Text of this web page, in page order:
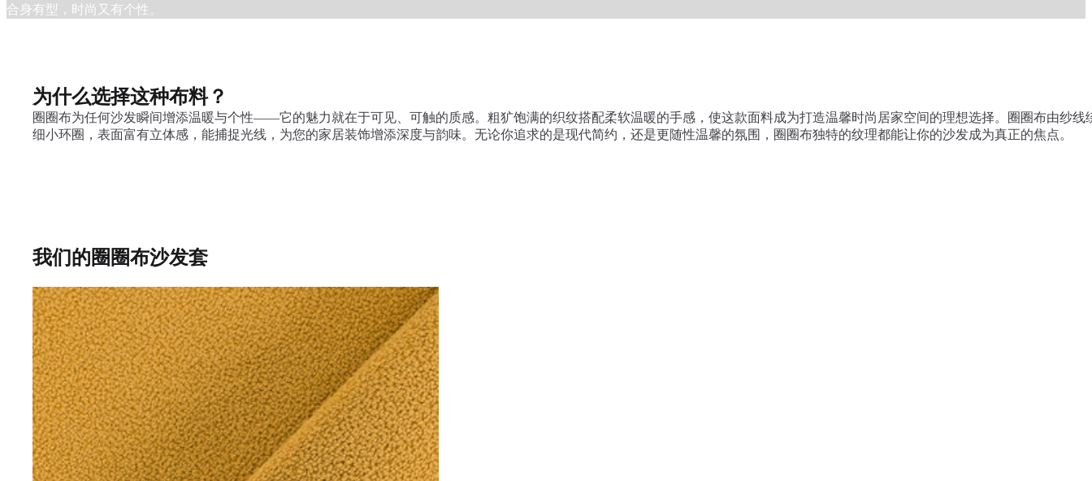
合身有型，时尚又有个性。
为什么选择这种布料？
圈圈布为任何沙发瞬间增添温暖与个性——它的魅力就在于可见、可触的质感。粗犷饱满的织纹搭配柔软温暖的手感，使这款面料成为打造温馨时尚居家空间的理想选择。圈圈布由纱线
细小环圈，表面富有立体感，能捕捉光线，为您的家居装饰增添深度与韵味。无论你追求的是现代简约，还是更随性温馨的氛围，圈圈布独特的纹理都能让你的沙发成为真正的焦点。
我们的圈圈布沙发套